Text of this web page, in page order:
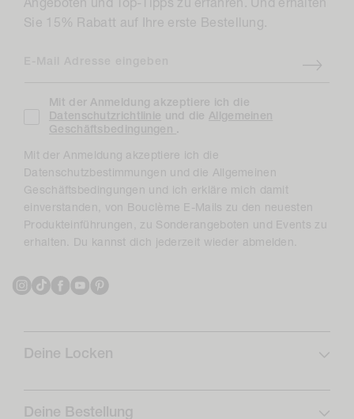
Angeboten und Top-Tipps zu erfahren. Und erhalten
Sie 15% Rabatt auf Ihre erste Bestellung.
Mit der Anmeldung akzeptiere ich die
Datenschutzrichtlinie und die Allgemeinen
Geschäftsbedingungen .
Mit der Anmeldung akzeptiere ich die
Datenschutzbestimmungen und die Allgemeinen
Geschäftsbedingungen und ich erkläre mich damit
einverstanden, von Bouclème E-Mails zu den neuesten
Produkteinführungen, zu Sonderangeboten und Events zu
erhalten. Du kannst dich jederzeit wieder abmelden.
Instagram
TikTokFacebook
YouTube
Deine Locken
Lockenprofil
Lockenpflege
Deine Bestellung